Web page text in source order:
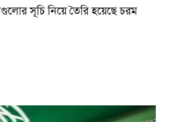
সূচি নিয়ে তৈরি হয়েছে চরম